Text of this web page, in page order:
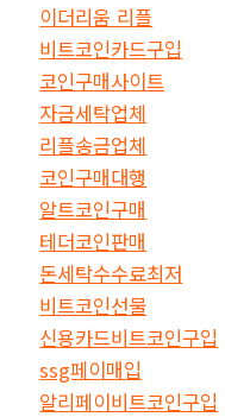
이더리움 리플
비트코인카드구입
코인구매사이트
자금세탁업체
리플송금업체
코인구매대행
알트코인구매
테더코인판매
돈세탁수수료최저
비트코인선물
신용카드비트코인구입
ssg페이매입
알리페이비트코인구입